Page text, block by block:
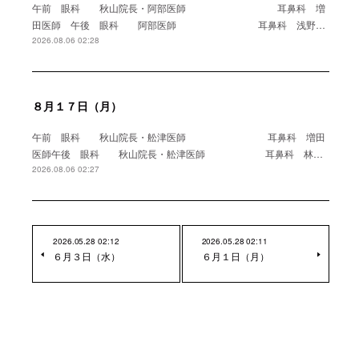
午前 眼科 秋山院長・阿部医師 耳鼻科 増
田医師 午後 眼科 阿部医師 耳鼻科 浅野…
2026.08.06 02:28
８月１７日（月）
午前 眼科 秋山院長・舩津医師 耳鼻科 増田
医師午後 眼科 秋山院長・舩津医師 耳鼻科 林…
2026.08.06 02:27
2026.05.28 02:12
６月３日（水）
2026.05.28 02:11
６月１日（月）